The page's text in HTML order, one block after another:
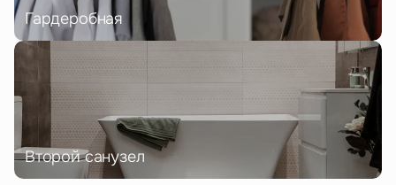
Гардеробная
Второй санузел